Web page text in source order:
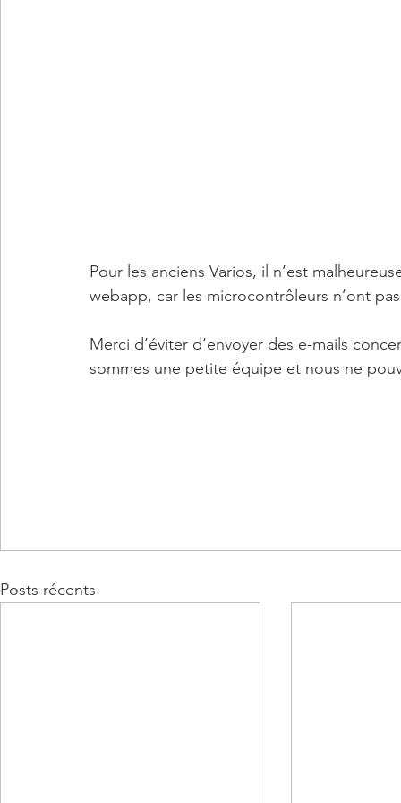
Pour les anciens Varios, il n’est
webapp, car les microcontrôleurs n’ont
Merci d’éviter d’envoyer des e-mails
sommes une petite équipe et nous ne
Posts récents